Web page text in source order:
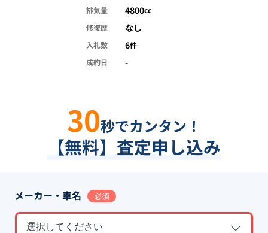
排気量 4800cc
修復歴
なし
入札数 6件
成約日
-
30秒でカンタン！
【無料】査定申し込み
メーカー・車名 必須
選択してください